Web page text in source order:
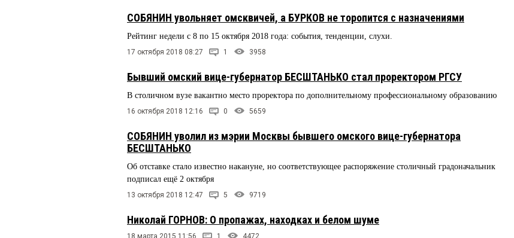
СОБЯНИН увольняет омсквичей, а БУРКОВ не торопится с назначениями
Рейтинг недели с 8 по 15 октября 2018 года: события, тенденции, слухи.
17 октября 2018 08:27 1 3958
Бывший омский вице-губернатор БЕСШТАНЬКО стал проректором РГСУ
В столичном вузе вакантно место проректора по дополнительному профессиональному образованию
16 октября 2018 12:16 0 5659
СОБЯНИН уволил из мэрии Москвы бывшего омского вице-губернатора
БЕСШТАНЬКО
Об отставке стало известно накануне, но соответствующее распоряжение столичный градоначальник
подписал ещё 2 октября
13 октября 2018 12:47 5 9719
Николай ГОРНОВ: О пропажах, находках и белом шуме
18 марта 2015 11:56 1 4472